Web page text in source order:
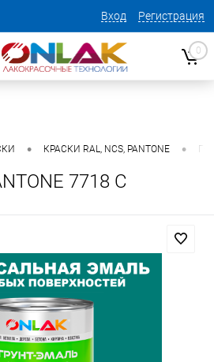
Вход Регистрация
0
• КРАСКИ RAL, NCS, PANTONE •
7718 C